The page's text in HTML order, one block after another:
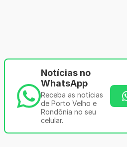
Notícias no
WhatsApp
Receba as notícias
de Porto Velho e
Rondônia no seu
celular.